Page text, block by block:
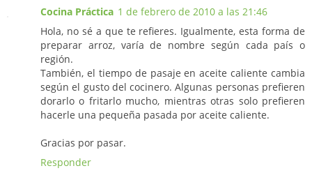
Cocina Práctica 1 de febrero de 2010 a las 21:46
Hola, no sé a que te refieres. Igualmente, esta forma de
preparar arroz, varía de nombre según cada país o
región.
También, el tiempo de pasaje en aceite caliente cambia
según el gusto del cocinero. Algunas personas prefieren
dorarlo o fritarlo mucho, mientras otras solo prefieren
hacerle una pequeña pasada por aceite caliente.
Gracias por pasar.
Responder